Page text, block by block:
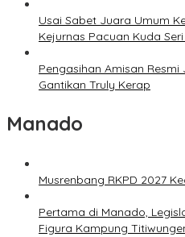
Usai Sabet Juara Umum
Kejurnas Pacuan Kuda
Pengasihan Amisan
Gantikan Truly Kerap
Manado
Musrenbang RKPD 2027
Pertama di Manado,
Figura Kampung